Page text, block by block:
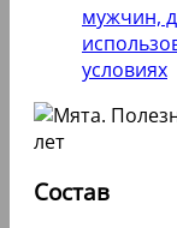
мужчин,
условиях
Состав